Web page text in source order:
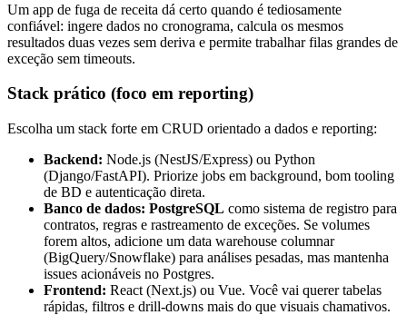
Um app de fuga de receita dá certo quando é tediosamente
confiável: ingere dados no cronograma, calcula os mesmos
resultados duas vezes sem deriva e permite trabalhar filas grandes de
exceção sem timeouts.
Stack prático (foco em reporting)
Escolha um stack forte em CRUD orientado a dados e reporting:
Backend: Node.js (NestJS/Express) ou Python
(Django/FastAPI). Priorize jobs em background, bom tooling
de BD e autenticação direta.
Banco de dados: PostgreSQL como sistema de registro para
contratos, regras e rastreamento de exceções. Se volumes
forem altos, adicione um data warehouse columnar
(BigQuery/Snowflake) para análises pesadas, mas mantenha
issues acionáveis no Postgres.
Frontend: React (Next.js) ou Vue. Você vai querer tabelas
rápidas, filtros e drill-downs mais do que visuais chamativos.